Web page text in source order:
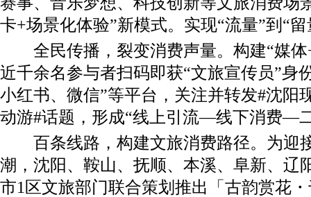
卡+场景化体验”新模式。实现“流量”到“
全民传播，裂变消费声量。构建“媒体
近千余名参与者扫码即获“文旅宣传员”身
小红书、微信”等平台，关注并转发#沈阳
动游#话题，形成“线上引流—线下消费—
百条线路，构建文旅消费路径。为迎
潮，沈阳、鞍山、抚顺、本溪、阜新、辽
市1区文旅部门联合策划推出「古韵赏花